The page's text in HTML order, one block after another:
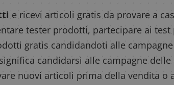
e ricevi articoli gratis da provare a
tester prodotti, partecipare ai
gratis candidandoti alle
candidarsi alle campagne delle
nuovi articoli prima della vendita o